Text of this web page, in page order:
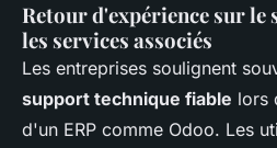
Retour d'expérience sur le
les services associés
Les entreprises soulignent
support technique fiable lors
d'un ERP comme Odoo. Les